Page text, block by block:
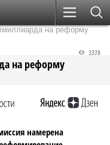
на реформу
на реформу
3378
намерена